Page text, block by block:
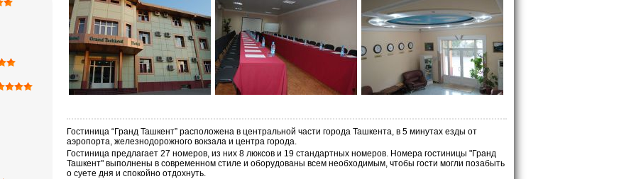
Гостиница “Гранд Ташкент” расположена в центральной части города Ташкента, в 5 минутах езды от
аэропорта, железнодорожного вокзала и центра города.
Гостиница предлагает 27 номеров, из них 8 люксов и 19 стандартных номеров. Номера гостиницы "Гранд
Ташкент" выполнены в современном стиле и оборудованы всем необходимым, чтобы гости могли позабыть
о суете дня и спокойно отдохнуть.